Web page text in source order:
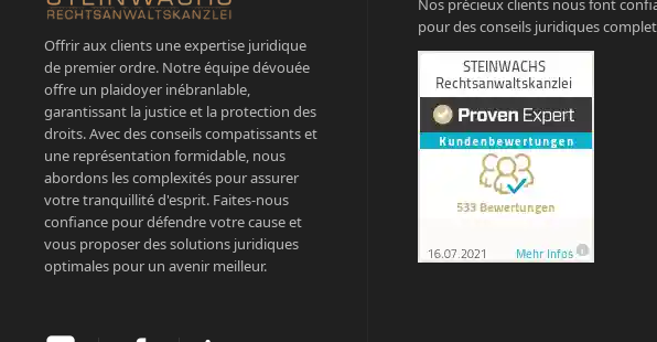
Offrir aux clients une expertise juridique
de premier ordre. Notre équipe dévouée
offre un plaidoyer inébranlable,
garantissant la justice et la protection des
droits. Avec des conseils compatissants et
une représentation formidable, nous
abordons les complexités pour assurer
votre tranquillité d'esprit. Faites-nous
confiance pour défendre votre cause et
vous proposer des solutions juridiques
optimales pour un avenir meilleur.
Nos précieux clients nous font
pour des conseils juridiques